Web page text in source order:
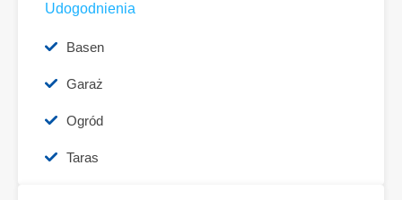
Udogodnienia
Basen
Garaż
Ogród
Taras